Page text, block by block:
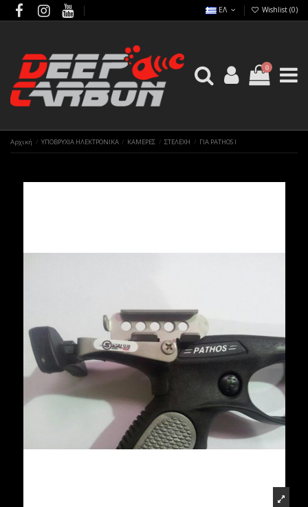
ΕΛ Wishlist (0)
0
Αρχική ΥΠΟΒΡΥΧΙΑ ΗΛΕΚΤΡΟΝΙΚΑ ΚΑΜΕΡΕΣ ΣΤΕΛΕΧΗ ΓΙΑ PATHOS I